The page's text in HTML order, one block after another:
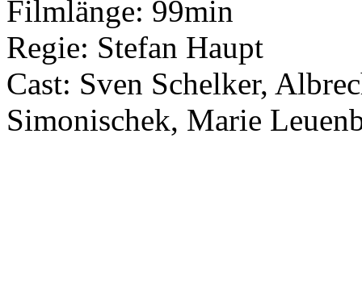
Filmlänge: 99min
Regie: Stefan Haupt
Cast: Sven Schelker,
Simonischek, Marie